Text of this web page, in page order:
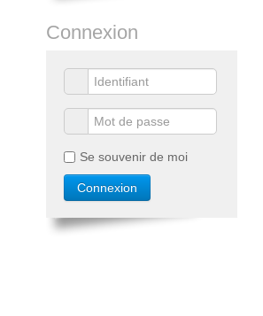
Connexion
Se souvenir de moi